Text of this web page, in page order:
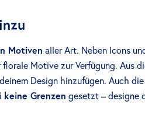
Motiven aller Art. Neben Icons
Motive zur Verfügung. Aus
Design hinzufügen. Auch
Grenzen gesetzt – designe